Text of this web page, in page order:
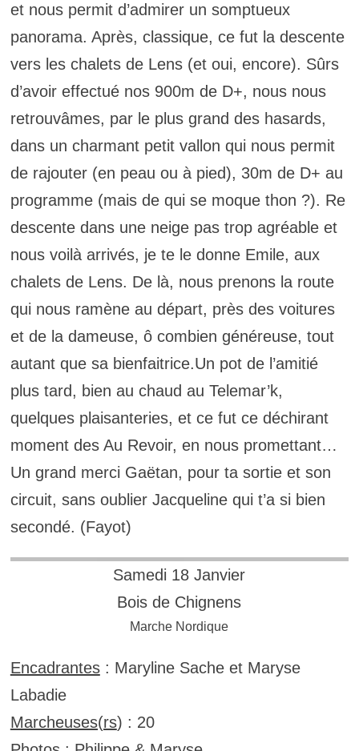
et nous permit d’admirer un somptueux
panorama. Après, classique, ce fut la descente
vers les chalets de Lens (et oui, encore). Sûrs
d’avoir effectué nos 900m de D+, nous nous
retrouvâmes, par le plus grand des hasards,
dans un charmant petit vallon qui nous permit
de rajouter (en peau ou à pied), 30m de D+ au
programme (mais de qui se moque thon ?). Re
descente dans une neige pas trop agréable et
nous voilà arrivés, je te le donne Emile, aux
chalets de Lens. De là, nous prenons la route
qui nous ramène au départ, près des voitures
et de la dameuse, ô combien généreuse, tout
autant que sa bienfaitrice.Un pot de l’amitié
plus tard, bien au chaud au Telemar’k,
quelques plaisanteries, et ce fut ce déchirant
moment des Au Revoir, en nous promettant…
Un grand merci Gaëtan, pour ta sortie et son
circuit, sans oublier Jacqueline qui t’a si bien
secondé. (Fayot)
Samedi 18 Janvier
Bois de Chignens
Marche Nordique
Encadrantes: Maryline Sache et Maryse
Labadie
Marcheuses(rs) : 20